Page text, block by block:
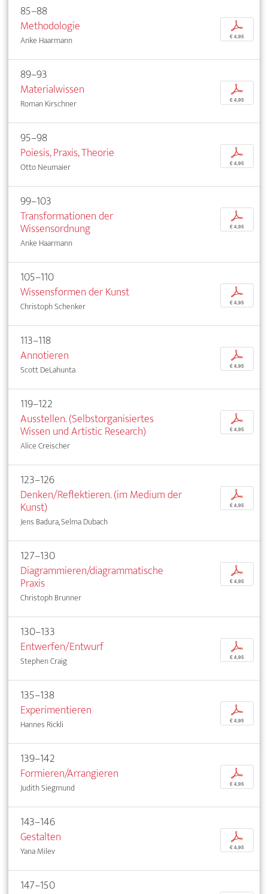
85–88
Methodologie
Anke Haarmann
p
€ 4,95
89–93
Materialwissen
Roman Kirschner
p
€ 4,95
95–98
Poiesis, Praxis, Theorie
Otto Neumaier
p
€ 4,95
99–103
Transformationen der
Wissensordnung
Anke Haarmann
p
€ 4,95
105–110
Wissensformen der Kunst
Christoph Schenker
p
€ 4,95
113–118
Annotieren
Scott DeLahunta
p
€ 4,95
119–122
Ausstellen. (Selbstorganisiertes
Wissen und Artistic Research)
Alice Creischer
p
€ 4,95
123–126
Denken/Reflektieren. (im Medium der
Kunst)
Jens Badura, Selma Dubach
p
€ 4,95
127–130
Diagrammieren/diagrammatische
Praxis
Christoph Brunner
p
€ 4,95
130–133
Entwerfen/Entwurf
Stephen Craig
p
€ 4,95
135–138
Experimentieren
Hannes Rickli
p
€ 4,95
139–142
Formieren/Arrangieren
Judith Siegmund
p
€ 4,95
143–146
Gestalten
Yana Milev
p
€ 4,95
147–150